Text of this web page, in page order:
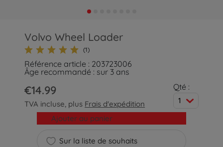
Volvo Wheel Loader
(1)
Référence article : 203723006
Âge recommandé : sur 3 ans
€14.99
TVA incluse, plus Frais d'expédition
Qté :
1
Sur la liste de souhaits
Ajouter au panier